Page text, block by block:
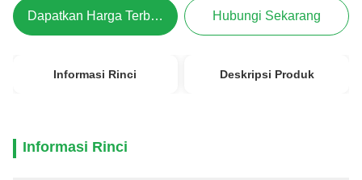
Dapatkan Harga Terbaik Hubungi Sekarang
Informasi Rinci Deskripsi Produk
Informasi Rinci